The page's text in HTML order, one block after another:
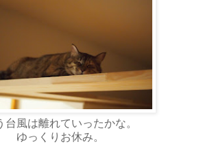
台風は離れていったかな。
ゆっくりお休み。